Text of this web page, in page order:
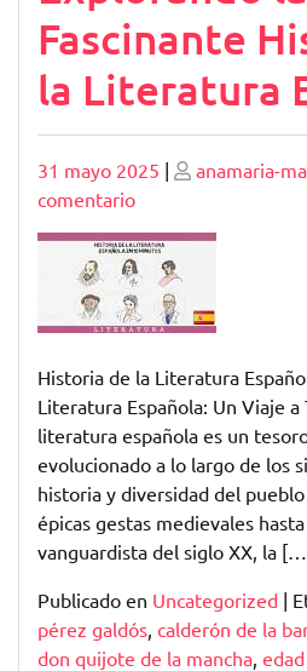
Fascinante
la Literatura
Publicado
31 mayo 2025 | Publicado
anamaria-
comentarioen
la
Fascinante
Historia
la
Literatura
Española
Historia de la Literatura
Literatura Española: Un Viaje a
literatura española es un
evolucionado a lo largo de los
historia y diversidad del
épicas gestas medievales
vanguardista del siglo XX, la
Publicado en Uncategorized |
pérez galdós calderón de la
don quijote de la mancha